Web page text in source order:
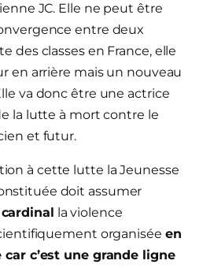
JC. Elle ne peut être
entre deux
des classes en France, elle
en arrière mais un nouveau
va donc être une actrice
la lutte à mort contre le
et futur.
à cette lutte la Jeunesse
doit assumer
la violence
organisée en
c’est une grande ligne